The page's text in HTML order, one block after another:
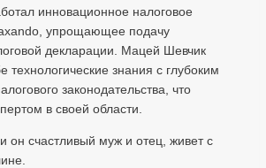
инновационное налоговое
упрощающее подачу
декларации. Мацей Шевчик
технологические знания с глубоким
законодательства, что
в своей области.
он счастливый муж и отец, живет с